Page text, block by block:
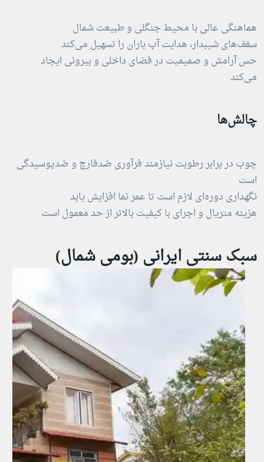
هماهنگی عالی با محیط جنگلی و طبیعت شمال
سقف‌های شیبدار، هدایت آب باران را تسهیل می‌کند
حس آرامش و صمیمیت در فضای داخلی و بیرونی ایجاد
می‌کند
چالش‌ها
چوب در برابر رطوبت نیازمند فرآوری ضدقارچ و ضدپوسیدگی
است
نگهداری دوره‌ای لازم است تا عمر نما افزایش یابد
هزینه متریال و اجرای با کیفیت بالاتر از حد معمول است
سبک سنتی ایرانی (بومی شمال)